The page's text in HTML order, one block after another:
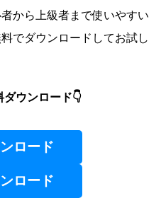
から上級者まで使いやすい
でダウンロードしてお試し
ウンロード👇
ロード
ロード